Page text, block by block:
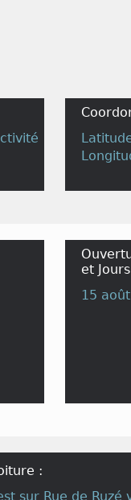
et
15
:
sur Rue de Ruzé